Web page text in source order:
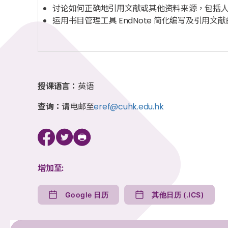
讨论如何正确地引用文献或其他资料来源，包括
运用书目管理工具 EndNote 简化编写及引用文
授课语言： 英语
查询：请电邮至eref@cuhk.edu.hk
增加至:
Google 日历 其他日历 (.ICS)